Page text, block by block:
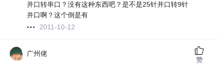
并口转串口？没有这种东西吧？是不是25针并口转9针
并口啊？这个倒是有
2011-10-12
广州佬
赞